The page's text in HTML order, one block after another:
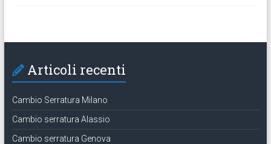
Articoli recenti
Cambio Serratura Milano
Cambio serratura Alassio
Cambio serratura Genova